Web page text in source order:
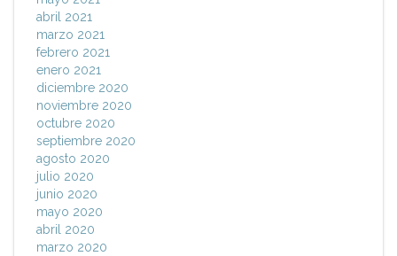
abril 2021
marzo 2021
febrero 2021
enero 2021
diciembre 2020
noviembre 2020
octubre 2020
septiembre 2020
agosto 2020
julio 2020
junio 2020
mayo 2020
abril 2020
marzo 2020